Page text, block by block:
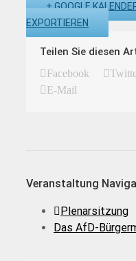
+ GOOGLE
EXPORTIEREN
Teilen Sie diesen
Facebook
E-Mail
Veranstaltung
Plenarsitzung
Das AfD-